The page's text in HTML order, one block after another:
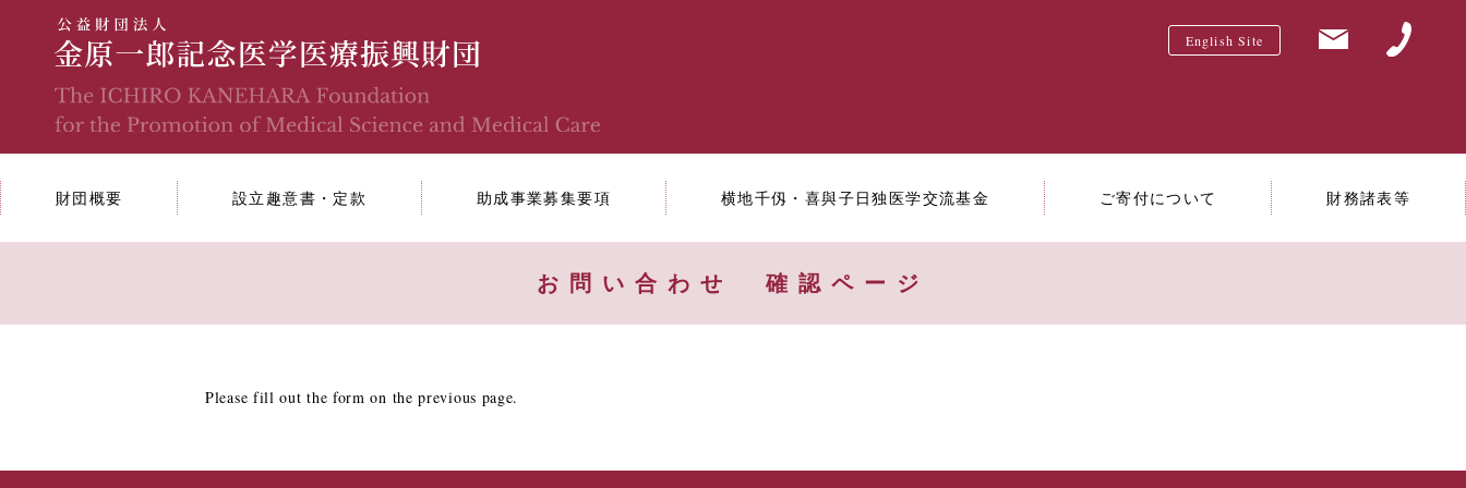
English Site
財団概要 設立趣意書・定款 助成事業募集要項 横地千仭・喜與子日独医学交流基金 ご寄付について 財務諸表等
お問い合わせ 確認ページ
Please fill out the form on the previous page.